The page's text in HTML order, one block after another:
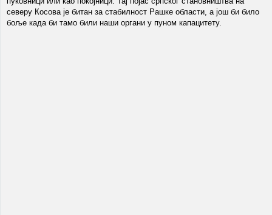
северу Косова је битан за стабилност Рашке области, а још би било
боље када би тамо били наши органи у пуном капацитету.